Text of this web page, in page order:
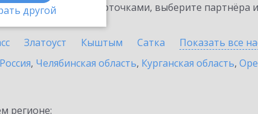
другой
карточками, выберите партнёра
Златоуст Кыштым Сатка Показать все
Россия, Челябинская область, Курганская область,
регионе: